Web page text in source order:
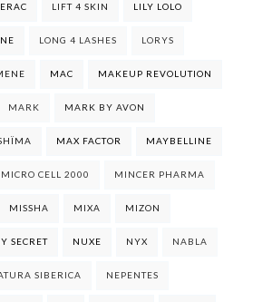
LIFT 4 SKIN LILY LOLO
LONG 4 LASHES LORYS
MAC MAKEUP REVOLUTION
MARK MARK BY AVON
MAX FACTOR MAYBELLINE
MICRO CELL 2000 MINCER PHARMA
MISSHA MIXA MIZON
SECRET NUXE NYX NABLA
SIBERICA NEPENTES